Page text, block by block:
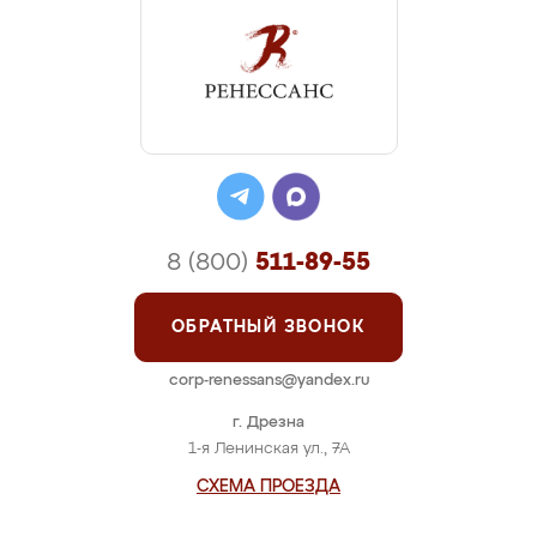
г. Дрезна
1-я Ленинская ул., 7А
СХЕМА ПРОЕЗДА
8 (800) 511-89-55
ОБРАТНЫЙ ЗВОНОК
corp-renessans@yandex.ru